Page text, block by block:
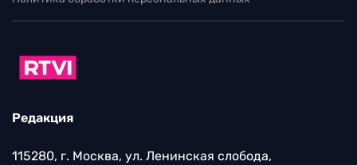
Редакция
115280, г. Москва, ул. Ленинская слобода,